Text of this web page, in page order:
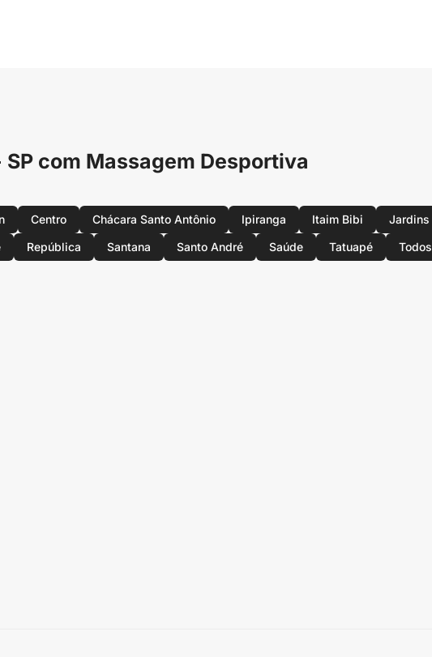
com Massagem Desportiva
Centro Chácara Santo Antônio Ipiranga Itaim Bibi Jardins
República Santana Santo André Saúde Tatuapé Todos